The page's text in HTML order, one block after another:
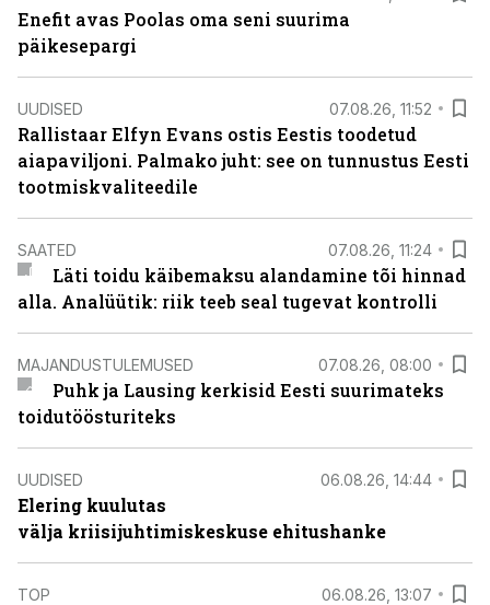
Enefit avas Poolas oma seni suurima
päikesepargi
UUDISED 07.08.26, 11:52
Rallistaar Elfyn Evans ostis Eestis toodetud
aiapaviljoni. Palmako juht: see on tunnustus Eesti
tootmiskvaliteedile
SAATED 07.08.26, 11:24
Läti toidu käibemaksu alandamine tõi hinnad
alla. Analüütik: riik teeb seal tugevat kontrolli
MAJANDUSTULEMUSED 07.08.26, 08:00
Puhk ja Lausing kerkisid Eesti suurimateks
toidutöösturiteks
UUDISED 06.08.26, 14:44
Elering kuulutas
välja kriisijuhtimiskeskuse ehitushanke
TOP 06.08.26, 13:07